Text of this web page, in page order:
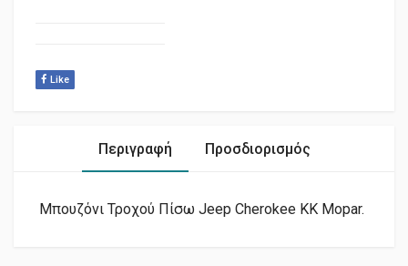
Like
Περιγραφή Προσδιορισμός
Μπουζόνι Τροχού Πίσω Jeep Cherokee KK Mopar.